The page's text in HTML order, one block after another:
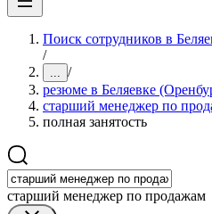
Поиск сотрудников в
/
... /
резюме в Беляевке
старший менеджер по
полная занятость
старший менеджер по продажам